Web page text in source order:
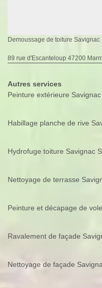
Demoussage de toiture Savignac
89 rue d'Escanteloup 47200
Autres services
Peinture extérieure
Habillage planche de rive
Hydrofuge toiture Savignac
Nettoyage de terrasse
Peinture et décapage de
Ravalement de façade
Nettoyage de façade